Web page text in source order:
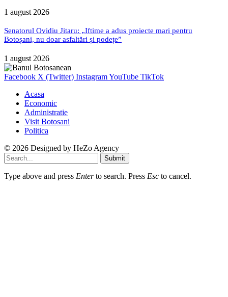
1 august 2026
Senatorul Ovidiu Jitaru: „Iftime a adus proiecte mari pentru
Botoșani, nu doar asfaltări și podețe”
1 august 2026
Facebook X (Twitter) InstagramYouTube TikTok
Acasa
Economic
Administratie
Visit Botosani
Politica
© 2026 Designed by HeZo Agency
Submit
Type above and press Enterto search. Press Esc to cancel.